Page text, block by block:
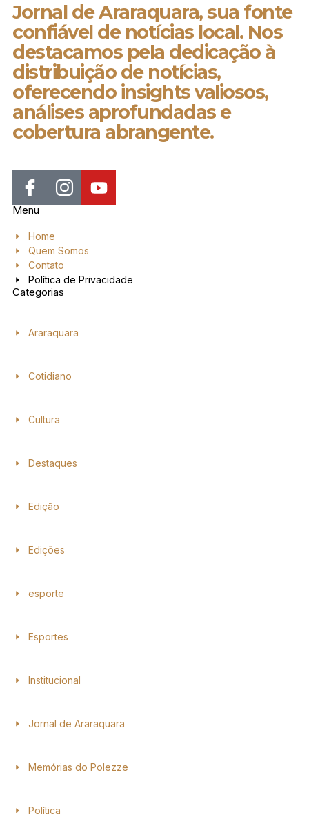
Jornal de Araraquara, sua fonte
confiável de notícias local. Nos
destacamos pela dedicação à
distribuição de notícias,
oferecendo insights valiosos,
análises aprofundadas e
cobertura abrangente.
Menu
Home
Quem Somos
Contato
Política de Privacidade
Categorias
Araraquara
Cotidiano
Cultura
Destaques
Edição
Edições
esporte
Esportes
Institucional
Jornal de Araraquara
Memórias do Polezze
Política